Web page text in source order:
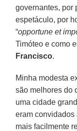
governantes, por
espetáculo, por
“opportune et
Timóteo e como
Francisco.
Minha modesta
são melhores do
uma cidade
eram convidados
mais facilmente